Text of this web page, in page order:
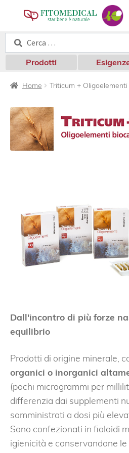
Cerca:
Cerca
Prodotti
Home Triticum + Oligoelementi
Dall'incontro di più forze
equilibrio
Prodotti di origine minerale,
organici o inorganici
(pochi microgrammi per
differenzia dai supplementi
somministrati a dosi più
Sono confezionati in fialoidi
igienicità e conservandone le